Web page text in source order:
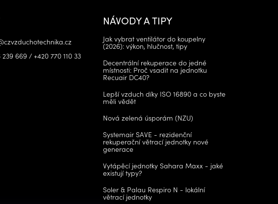
czvzduchotechnika.cz
239 669 / +420 770 110 33
NÁVODY A TIPY
Jak vybrat ventilátor do koupelny
(2026): výkon, hlučnost, tipy
Decentrální rekuperace do jedné
místnosti: Proč vsadit na jednotku
Recuair DC40?
Lepší vzduch díky ISO 16890 a co byste
měli vědět
Nová zelená úsporám (NZU)
Systemair SAVE - rezidenční
rekuperační větrací jednotky nové
generace
Vytápěcí jednotky Sahara Maxx - jaké
existují typy?
Soler & Palau Respiro N - lokální
větrací jednotky